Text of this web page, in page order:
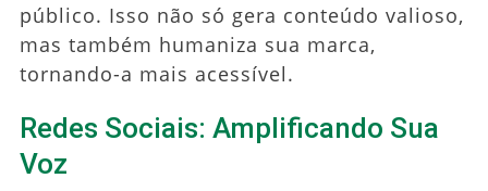
público. Isso não só gera conteúdo valioso,
mas também humaniza sua marca,
tornando-a mais acessível.
Redes Sociais: Amplificando Sua
Voz